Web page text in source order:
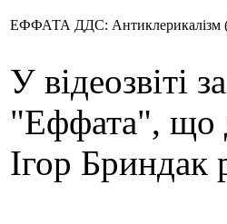
ЕФФАТА ДДС: Антиклерикалізм
У відеозвіті
"Еффата", що
Ігор Бриндак